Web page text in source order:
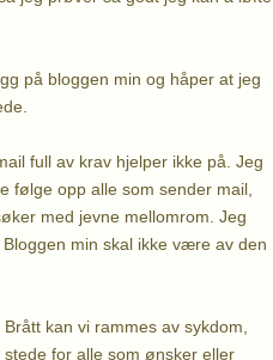
på bloggen min og håper at jeg
full av krav hjelper ikke på. Jeg
følge opp alle som sender mail,
med jevne mellomrom. Jeg
min skal ikke være av den
kan vi rammes av sykdom,
for alle som ønsker eller